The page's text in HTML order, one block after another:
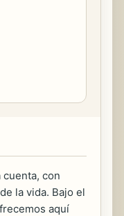
cuenta, con
la vida. Bajo el
aquí